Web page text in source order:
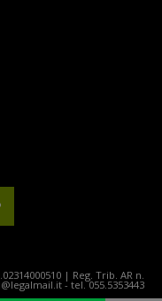
| Reg. Trib. AR n.
- tel. 055.5353443